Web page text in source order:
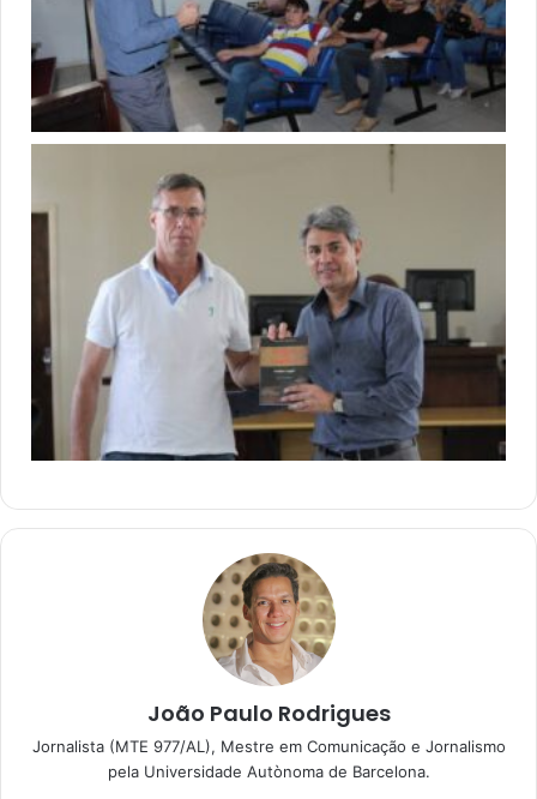
João Paulo Rodrigues
Jornalista (MTE 977/AL), Mestre em Comunicação e Jornalismo
pela Universidade Autònoma de Barcelona.